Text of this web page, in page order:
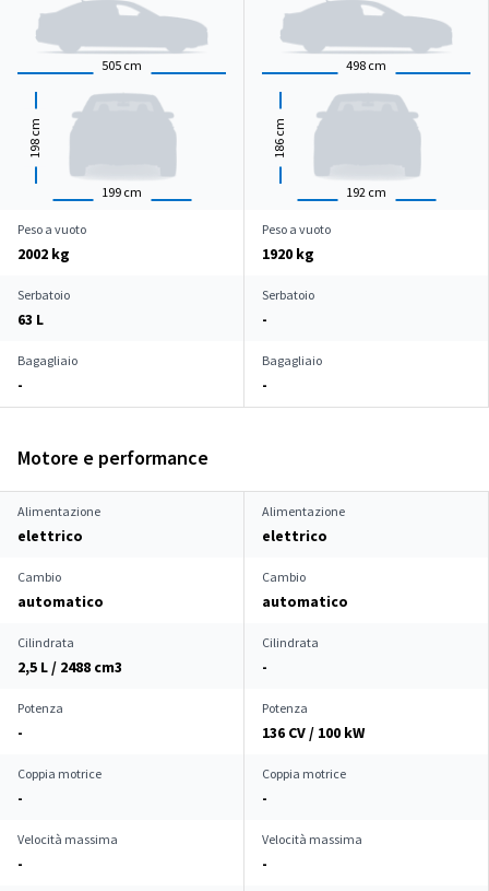
505 cm
199 cm
198
cm
498 cm
192 cm
186
cm
Peso a vuoto
2002 kg
Peso a vuoto
1920 kg
Serbatoio
63 L
Serbatoio
-
Bagagliaio
-
Bagagliaio
-
Motore e performance
Alimentazione
elettrico
Alimentazione
elettrico
Cambio
automatico
Cambio
automatico
Cilindrata
2,5 L / 2488 cm3
Cilindrata
-
Potenza
-
Potenza
136 CV / 100 kW
Coppia motrice
-
Coppia motrice
-
Velocità massima
-
Velocità massima
-